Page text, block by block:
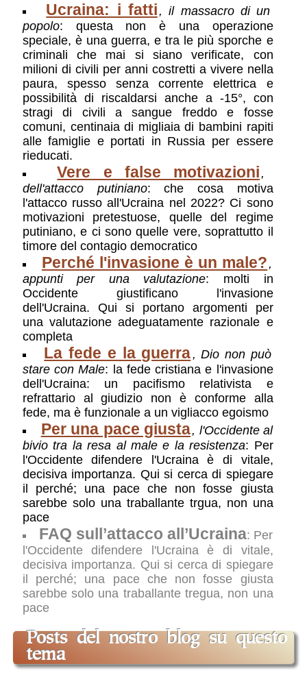
Israele/Ucraina: c'e nesso?,due
guerre in parte collegate, e in parte no:
l'attacco del 7 ottobre è stata una mossa
diversiva per sottrarre energie e
attenzione dal fronte principale dello
scontro tra democrazie e tirannidi, ossia il
fronte ucraino? La risposta non è facile
Poche lacrime per Zelensky ,Trump
si è allineato con Putin e troppi intellettuali
non muovono un dito per contrastare
l’autocrate russo: Uno dei maggiori
editorialisti italiani depreca l'ipocrisia con
cui troppi “perdonano” Putin, e ne
dineticano i crimini e addossano tutta la
colpa all'aggredito
La guerra in Ucraina e la “profezia
per la pace”,Il giudizio di CL sulla
guerra: È il testo di un volantino rilasciato
da CL nel novembre 2022, in obbedienza
alle richieste di papa Francesco
Il grande bluff di Putin,Invincibile?
Tutt’altro!: intervista a Kasparov, ex
campione mondiale di scacchi,
sull’invasione dell’Ucraina. Lo scacchista
russo non crede alla sincerità di Putin, e
quindi nella possibilità di una tregua reale.
Per lui senza sconfitta militare Putin non
si fermerà.
«Custodisci il tuo cuore» ,Intervista
a monsignor Borys Gudziak, arcivescovo
ucraino: Una toccante intervista di un
vescovo che ben conosce la realtà
ucraina, anche nella sua storia, e dà un
giudizio chiaro, alla luce della fede
Il regime, la follia, il dissenso, il
futuro. ,Conversazione sulla Russia con
Anna Zafesova: interessante intervista a
una giornalista e politologa russa
da Francis Fukuyama : un brano da un
libro di Fukuyama
Ucraina: i fatti , il massacro di un
popolo: questa non è una operazione
speciale, è una guerra, e tra le più sporche e
criminali che mai si siano verificate, con
milioni di civili per anni costretti a vivere nella
paura, spesso senza corrente elettrica e
possibilità di riscaldarsi anche a -15°, con
stragi di civili a sangue freddo e fosse
comuni, centinaia di migliaia di bambini rapiti
alle famiglie e portati in Russia per essere
rieducati.
Vere e false motivazioni ,
dell'attacco putiniano: che cosa motiva
l'attacco russo all'Ucraina nel 2022? Ci sono
motivazioni pretestuose, quelle del regime
putiniano, e ci sono quelle vere, soprattutto il
timore del contagio democratico
Perché l'invasione è un male? ,
appunti per una valutazione: molti in
Occidente giustificano l'invasione
dell'Ucraina. Qui si portano argomenti per
una valutazione adeguatamente razionale e
completa
La fede e la guerra , Dio non può
stare con Male: la fede cristiana e l'invasione
dell'Ucraina: un pacifismo relativista e
refrattario al giudizio non è conforme alla
fede, ma è funzionale a un vigliacco egoismo
Per una pace giusta, l'Occidente al
bivio tra la resa al male e la resistenza: Per
l'Occidente difendere l'Ucraina è di vitale,
decisiva importanza. Qui si cerca di spiegare
il perché; una pace che non fosse giusta
sarebbe solo una traballante trgua, non una
pace
FAQ sull’attacco all’Ucraina: Per
l'Occidente difendere l'Ucraina è di vitale,
decisiva importanza. Qui si cerca di spiegare
il perché; una pace che non fosse giusta
sarebbe solo una traballante tregua, non una
pace
Posts del nostro blog su questo
tema